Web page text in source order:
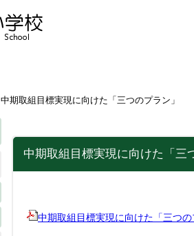
中期取組目標実現に向けた「三つのプラン」
中期取組目標実現に向けた「三
中期取組目標実現に向けた「三つ